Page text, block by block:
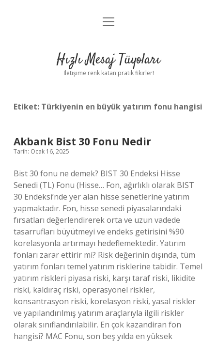
Anasayfa
Yasal Uyarı
menüyü
Hızlı Mesaj Tüyoları
İletişime renk katan pratik fikirler!
Etiket: Türkiyenin en büyük yatırım fonu hangisi
Akbank Bist 30 Fonu Nedir
Tarih: Ocak 16, 2025
Bist 30 fonu ne demek? BIST 30 Endeksi Hisse
Senedi (TL) Fonu (Hisse… Fon, ağırlıklı olarak BIST
30 Endeksi’nde yer alan hisse senetlerine yatırım
yapmaktadır. Fon, hisse senedi piyasalarındaki
fırsatları değerlendirerek orta ve uzun vadede
tasarrufları büyütmeyi ve endeks getirisini %90
korelasyonla artırmayı hedeflemektedir. Yatırım
fonları zarar ettirir mi? Risk değerinin dışında, tüm
yatırım fonları temel yatırım risklerine tabidir. Temel
yatırım riskleri piyasa riski, karşı taraf riski, likidite
riski, kaldıraç riski, operasyonel riskler,
konsantrasyon riski, korelasyon riski, yasal riskler
ve yapılandırılmış yatırım araçlarıyla ilgili riskler
olarak sınıflandırılabilir. En çok kazandiran fon
hangisi? MAC Fonu, son beş yılda en yüksek